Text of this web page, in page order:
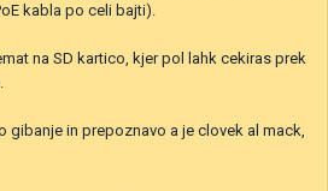
kabla po celi bajti).
na SD kartico, kjer pol lahk cekiras prek
gibanje in prepoznavo a je clovek al mack,